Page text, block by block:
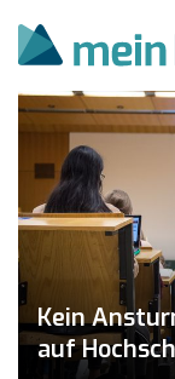
Kein
auf